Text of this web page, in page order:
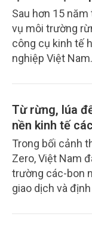
thành các nguồn
giá trị rừng và
vững.
Sau hơn 15
vụ môi trường
công cụ kinh tế
nghiệp Việt
vệ và phát triển
nâng cao thu
miền núi, đồng
sống gần rừng.
thái của rừng
chi trả dịch vụ
khẳng định vai
những "lá phổi
Từ rừng, lúa
nền kinh tế
Trong bối cảnh
Zero, Việt Nam
trường các-bon
giao dịch và
Chính sách